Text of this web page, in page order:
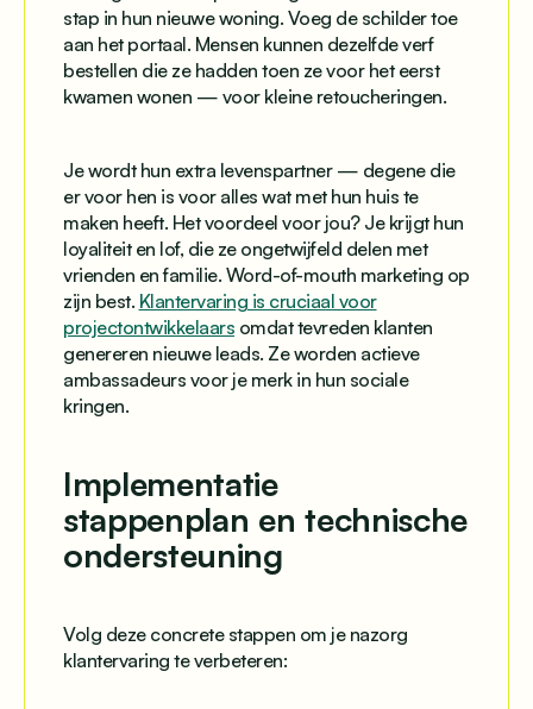
stap in hun nieuwe woning. Voeg de schilder toe
aan het portaal. Mensen kunnen dezelfde verf
bestellen die ze hadden toen ze voor het eerst
kwamen wonen — voor kleine retoucheringen.
Je wordt hun extra levenspartner — degene die
er voor hen is voor alles wat met hun huis te
maken heeft. Het voordeel voor jou? Je krijgt hun
loyaliteit en lof, die ze ongetwijfeld delen met
vrienden en familie. Word-of-mouth marketing op
zijn best. Klantervaring is cruciaal voor
projectontwikkelaars omdat tevreden klanten
genereren nieuwe leads. Ze worden actieve
ambassadeurs voor je merk in hun sociale
kringen.
Implementatie
stappenplan en technische
ondersteuning
Volg deze concrete stappen om je nazorg
klantervaring te verbeteren: